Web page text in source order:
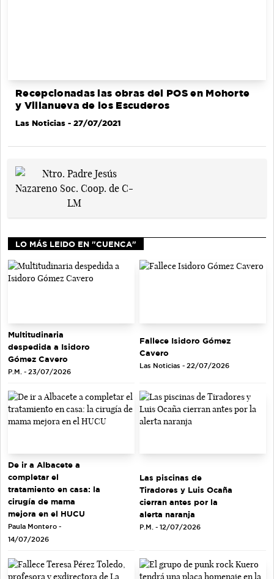
Recepcionadas las obras del POS en Mohorte
y Villanueva de los Escuderos
Las Noticias - 27/07/2021
LO MÁS LEIDO EN "CUENCA"
Multitudinaria
despedida a Isidoro
Gómez Cavero
P.M. - 23/07/2026
Fallece Isidoro Gómez
Cavero
Las Noticias - 22/07/2026
De ir a Albacete a
completar el
tratamiento en casa: la
cirugía de mama
mejora en el HUCU
Paula Montero -
14/07/2026
Las piscinas de
Tiradores y Luis Ocaña
cierran antes por la
alerta naranja
P.M. - 12/07/2026